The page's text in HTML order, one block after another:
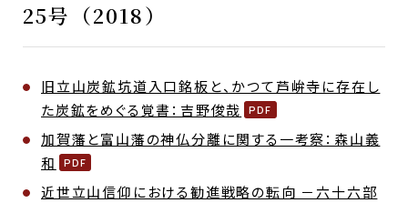
25号（2018）
旧立山炭鉱坑道入口銘板と、かつて芦峅寺に存在し
た炭鉱をめぐる覚書：吉野俊哉
加賀藩と富山藩の神仏分離に関する一考察：森山義
和
近世立山信仰における勧進戦略の転向 －六十六部